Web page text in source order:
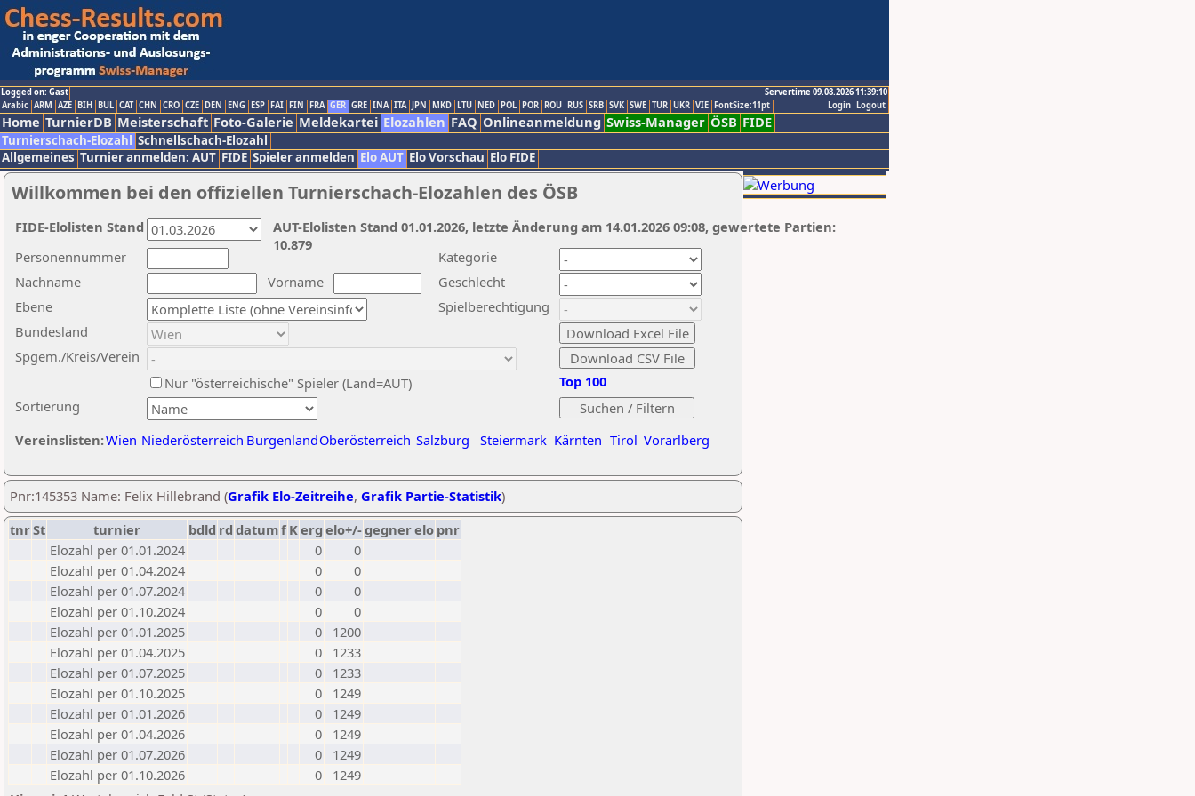
Logged on: Gast
Servertime 09.08.2026 11:39:10
Logout
Login
Arabic ARM AZE BIH BUL CAT CHN CRO CZE DEN ENG ESP FAI FIN FRA GER GRE INA ITA JPN MKD LTU NED POL POR ROU RUS SRB SVK SWE TUR UKR VIE FontSize:11pt
Home TurnierDB Meisterschaft Foto-Galerie Meldekartei Elozahlen FAQ Onlineanmeldung Swiss-Manager ÖSB FIDE
Turnierschach-Elozahl Schnellschach-Elozahl
Allgemeines Turnier anmelden: AUT FIDE Spieler anmelden Elo AUT Elo Vorschau Elo FIDE
Willkommen bei den offiziellen Turnierschach-Elozahlen des ÖSB
Nachname
Vorname
Ebene
Kategorie
Sortierung
Personennummer
Bundesland
Spgem./Kreis/Verein
Geschlecht
Nur "österreichische" Spieler (Land=AUT)
Spielberechtigung
Vereinslisten:Wien Niederösterreich BurgenlandOberösterreich Salzburg Steiermark Kärnten Tirol Vorarlberg
Top 100
AUT-Elolisten Stand 01.01.2026, letzte Änderung am 14.01.2026 09:08, gewertete Partien:
10.879
FIDE-Elolisten Stand
Pnr:145353 Name: Felix Hillebrand (Grafik Elo-Zeitreihe, Grafik Partie-Statistik)
tnrSt turnier bdld rd datumf Kerg elo+/-gegnerelo pnr
Elozahl per 01.01.2024
0
0
Elozahl per 01.04.2024
0
0
Elozahl per 01.07.2024
0
0
Elozahl per 01.10.2024
0
0
Elozahl per 01.01.2025
0
1200
Elozahl per 01.04.2025
0
1233
Elozahl per 01.07.2025
0
1233
Elozahl per 01.10.2025
0
1249
Elozahl per 01.01.2026
0
1249
Elozahl per 01.04.2026
0
1249
Elozahl per 01.07.2026
0
1249
Elozahl per 01.10.2026
0
1249